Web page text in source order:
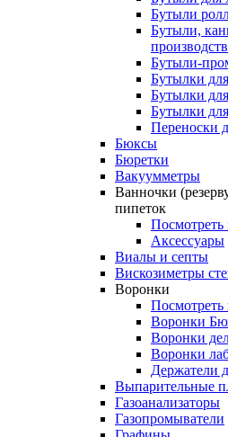
Бутыли
Бутыли,
производств
Бутыли-
Бутылки
Бутылки
Бутылки
Переноски
Бюксы
Бюретки
Вакуумметры
Ванночки
пипеток
Посмотреть
Аксессуары
Виалы и септы
Вискозиметры
Воронки
Посмотреть
Воронки
Воронки
Воронки
Держатели
Выпарительные
Газоанализаторы
Газопромыватели